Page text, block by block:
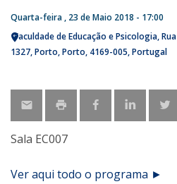
Quarta-feira , 23 de Maio 2018 - 17:00
Faculdade de Educação e Psicologia
1327 Porto Porto 4169-005 Portugal
Sala EC007
Ver aqui todo o programa ►